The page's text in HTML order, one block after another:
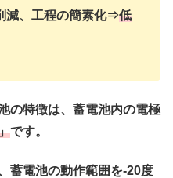
減、工程の簡素化⇒低
の特徴は、蓄電池内の電極
です。
蓄電池の動作範囲を-20度